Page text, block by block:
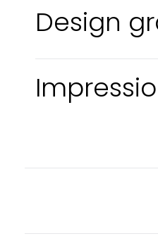
Design